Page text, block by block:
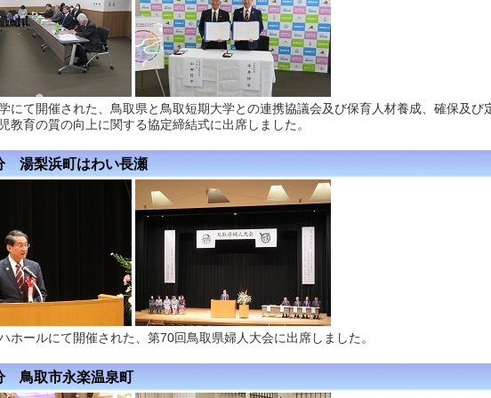
にて開催された、鳥取県と鳥取短期大学との連携協議会及び保育人材養成、確保及び
教育の質の向上に関する協定締結式に出席しました。
湯梨浜町はわい長瀬
ホールにて開催された、第70回鳥取県婦人大会に出席しました。
鳥取市永楽温泉町